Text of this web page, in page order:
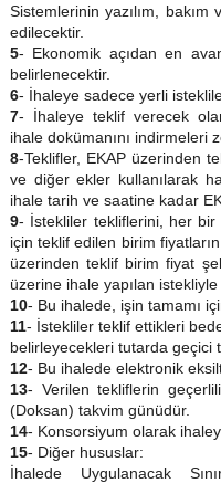
Sistemlerinin yazılım,
edilecektir.
5- Ekonomik açıdan en
belirlenecektir.
6- İhaleye sadece yerli
7- İhaleye teklif verecek
ihale dokümanını indirmeleri
8-Teklifler, EKAP üzerinden
ve diğer ekler kullanılarak
ihale tarih ve saatine kadar
9- İstekliler tekliflerini, her
için teklif edilen birim
üzerinden teklif birim fiyat
üzerine ihale yapılan
10- Bu ihalede, işin tamamı
11- İstekliler teklif ettikleri
belirleyecekleri tutarda geçici
12- Bu ihalede elektronik
13- Verilen tekliflerin
(Doksan) takvim günüdür.
14- Konsorsiyum olarak
15- Diğer hususlar:
İhalede Uygulanacak